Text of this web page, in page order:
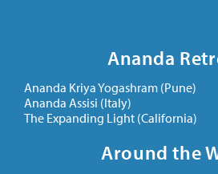
Ananda
Ananda Kriya Yogashram (Pune)
Ananda Assisi (Italy)
The Expanding Light (California)
Around the